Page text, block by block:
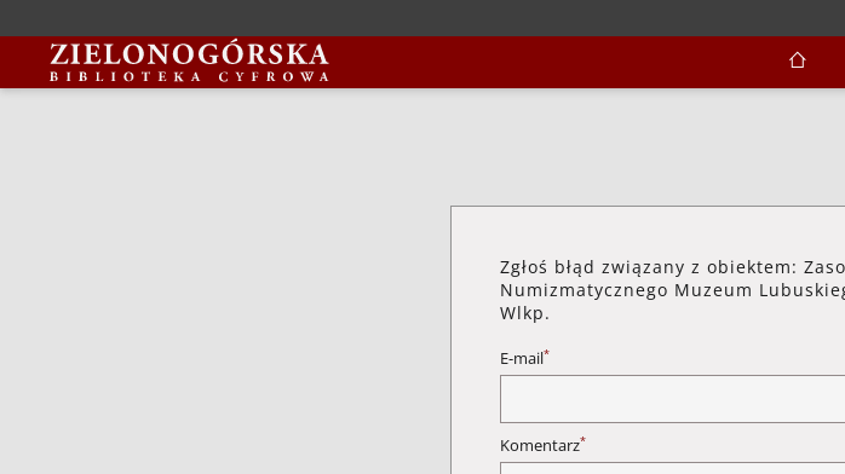
Zgłoś błąd związany z obiektem:
Numizmatycznego Muzeum
Wlkp.
E-mail*
Komentarz*